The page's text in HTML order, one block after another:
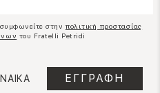
στην πολιτική προστασίας
του Fratelli Petridi